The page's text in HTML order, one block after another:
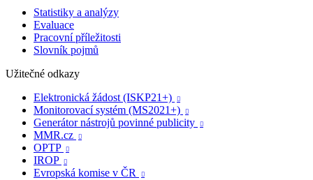
Statistiky a analýzy
Evaluace
Pracovní příležitosti
Slovník pojmů
Užitečné odkazy
Elektronická žádost (ISKP21+)

Monitorovací systém (MS2021+) 
Generátor nástrojů povinné publicity 
MMR.cz 
OPTP 
IROP 
Evropská komise v ČR 